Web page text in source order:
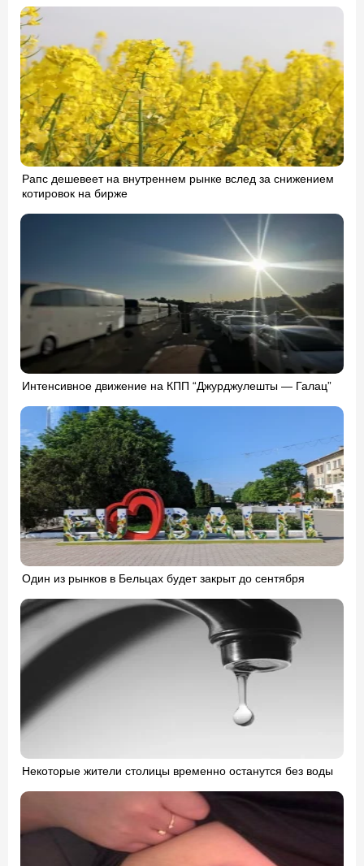
Рапс дешевеет на внутреннем рынке вслед за снижением
котировок на бирже
Интенсивное движение на КПП “Джурджулешты — Галац”
Один из рынков в Бельцах будет закрыт до сентября
Некоторые жители столицы временно останутся без воды